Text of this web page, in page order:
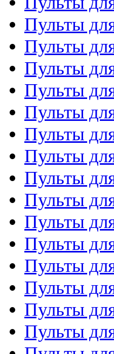
Пульты
Пульты
Пульты
Пульты
Пульты
Пульты
Пульты
Пульты
Пульты
Пульты
Пульты
Пульты
Пульты
Пульты
Пульты